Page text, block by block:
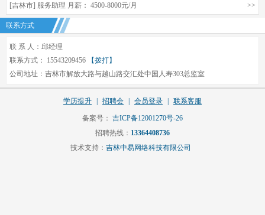
>>
[吉林市] 服务助理 月薪： 4500-8000元/月
联系方式
联 系 人：邱经理
联系方式： 15543209456
【拨打】
公司地址：吉林市解放大路与越山路交汇处中国人寿303总监室
学历提升 | 招聘会 | 会员登录 | 联系客服
备案号： 吉ICP备12001270号-26
招聘热线： 13364408736
技术支持： 吉林中易网络科技有限公司